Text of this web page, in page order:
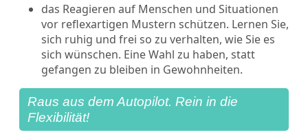
das Reagieren auf Menschen und Situationen
vor reflexartigen Mustern schützen. Lernen Sie,
sich ruhig und frei so zu verhalten, wie Sie es
sich wünschen. Eine Wahl zu haben, statt
gefangen zu bleiben in Gewohnheiten.
Raus aus dem Autopilot. Rein in die
Flexibilität!